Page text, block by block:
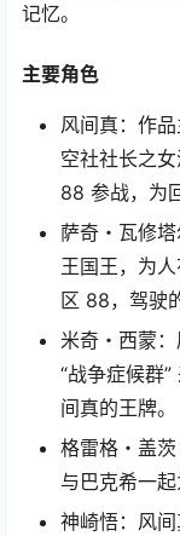
记忆。
主要角色
风间真：作
空社社长之
88 参战，为
萨奇・瓦修
王国王，为
区 88，驾驶
米奇・西蒙
“战争症候群
间真的王牌。
格雷格・盖茨
与巴克希一
神崎悟：风间